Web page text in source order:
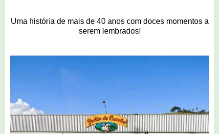
Uma história de mais de 40 anos com doces momentos a
serem lembrados!